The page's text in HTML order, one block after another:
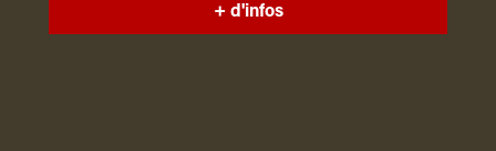
+ d'infos